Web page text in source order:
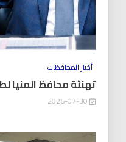
أخبار المحافظات
تهنئة محافظ المنيا